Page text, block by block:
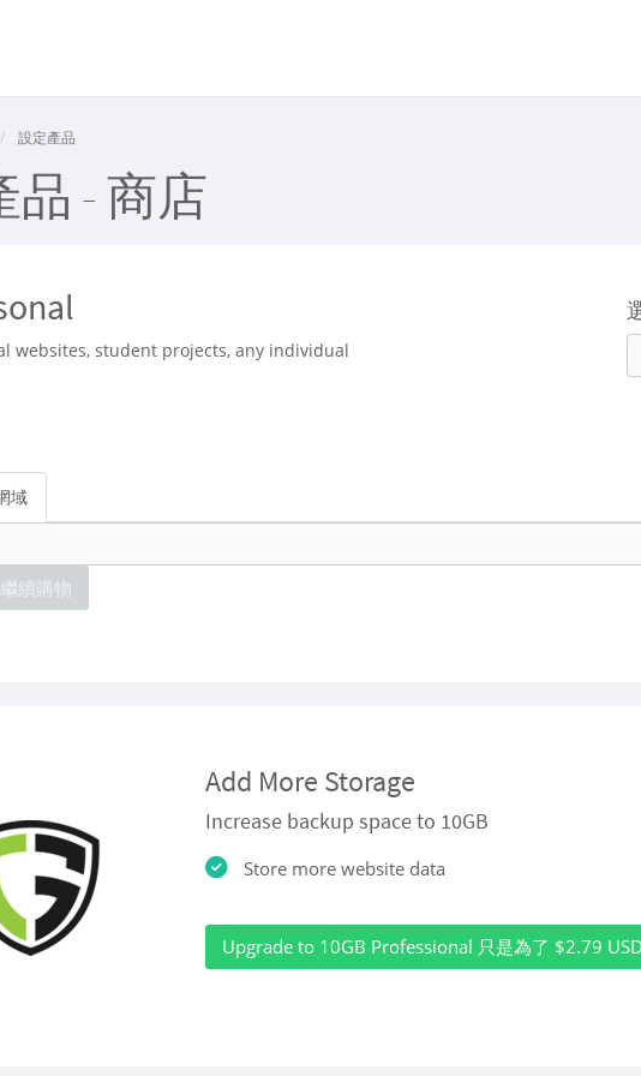
設定產品
品 - 商店
websites, student projects, any individual
域
繼續購物
Add More Storage
Increase backup space to 10GB
Store more website data
Upgrade to 10GB Professional 只是為了 $2.79